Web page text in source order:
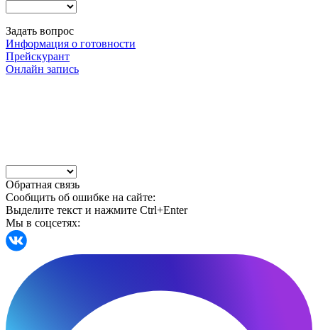
Задать вопрос
Информация о готовности
Прейскурант
Онлайн запись
Обратная связь
Сообщить об ошибке на сайте:
Выделите текст и нажмите Ctrl+Enter
Мы в соцсетях: